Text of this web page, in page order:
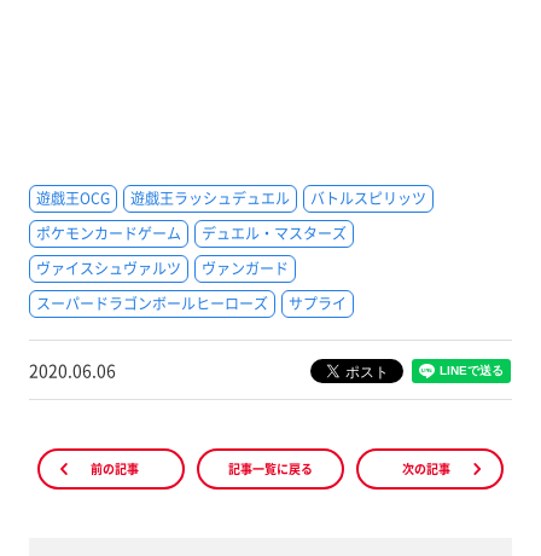
遊戯王OCG 遊戯王ラッシュデュエル
バトルスピリッツ
ポケモンカードゲーム
デュエル・マスターズ
ヴァイスシュヴァルツ
ヴァンガード
スーパードラゴンボールヒーローズ
サプライ
2020.06.06
前の記事 記事一覧に戻る 次の記事